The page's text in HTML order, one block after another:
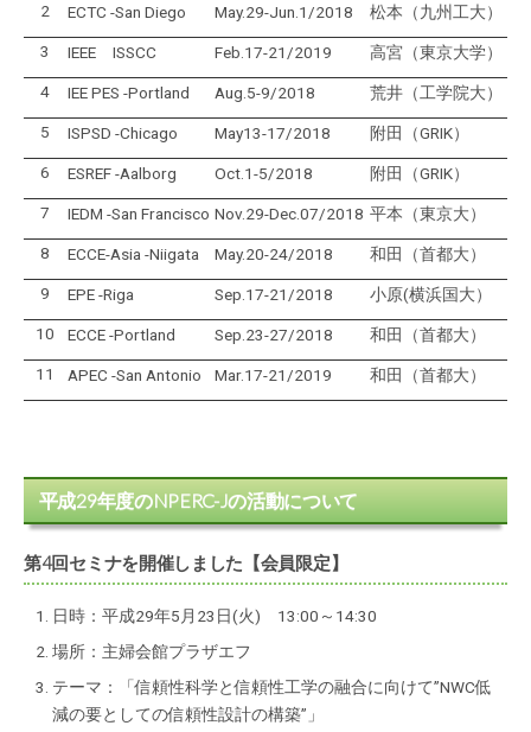
2 ECTC -San Diego May.29-Jun.1/2018 松本（九州工大）
3 IEEE ISSCC Feb.17-21/2019 高宮（東京大学）
4 IEE PES -Portland Aug.5-9/2018 荒井（工学院大）
5 ISPSD -Chicago May13-17/2018 附田（GRIK）
6 ESREF -Aalborg Oct.1-5/2018 附田（GRIK）
7 IEDM -San Francisco Nov.29-Dec.07/2018 平本（東京大）
8 ECCE-Asia -Niigata May.20-24/2018 和田（首都大）
9 EPE -Riga Sep.17-21/2018 小原(横浜国大）
10 ECCE -Portland Sep.23-27/2018 和田（首都大）
11 APEC -San Antonio Mar.17-21/2019 和田（首都大）
平成29年度のNPERC-Jの活動について
第4回セミナを開催しました【会員限定】
日時：平成29年5月23日(火) 13:00～14:30
場所：主婦会館プラザエフ
テーマ：「信頼性科学と信頼性工学の融合に向けて”NWC低
減の要としての信頼性設計の構築”」